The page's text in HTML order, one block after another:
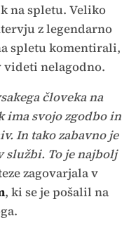
na spletu. Veliko
z legendarno
spletu komentirali,
videti nelagodno.
človeka na
ima svojo zgodbo in
In tako zabavno je
službi. To je najbolj
zagovarjala v
, ki se je pošalil na